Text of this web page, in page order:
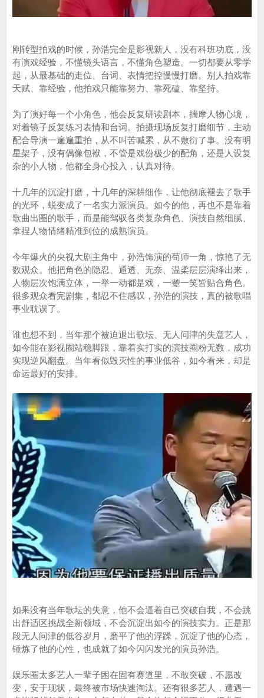
刚转型拍戏的时候，孙浩完全是影视新人，没有科班功底，没
有演戏经验，不懂镜头语言，不懂角色塑造。一切都要从零学
起，从最基础的走位、台词、表情把控慢慢打磨。别人拍戏靠
天赋、靠经验，他拍戏只能靠努力、靠死磕、靠坚持。
为了演好每一个小角色，他会反复研读剧本，揣摩人物心境，
对着镜子反复练习表情和台词。拍摄现场反复打磨细节，主动
配合导演一遍遍重拍，从不叫苦喊累，从不敷衍了事。没有明
星架子，没有偶像包袱，不管是戏份极少的配角，还是人设复
杂的小人物，他都全身心投入，认真对待。
十几年的沉淀打磨，十几年的深耕细作，让他彻底褪去了歌手
的光环，蜕变成了一名实力派演员。如今的他，再也不是靠着
歌曲出圈的歌手，而是能驾驭各类复杂角色、演技自然细腻、
拿捏人物情绪精准到位的成熟演员。
今年爆火的央视大剧主角中，孙浩饰演的苟师一角，惊艳了无
数观众。他把角色的隐忍、通透、无奈、温柔层层演绎出来，
人物层次饱满立体，一举一动都是戏，一颦一笑皆贴合角色。
很多观众看完剧集，都忍不住感叹，孙浩的演技，真的被歌唱
事业耽误了。
谁也想不到，当年那个被迫退出歌坛、无人问津的失意艺人，
如今能在影视圈站稳脚跟，靠着实打实的演技圈粉无数，成功
实现逆风翻盘。当年看似毁灭性的事业低谷，如今看来，却是
命运最好的安排。
如果没有当年歌坛的失意，他不会逼着自己突破自我，不会跳
出舒适区挑战全新领域，不会沉淀出如今的演技实力。正是那
段无人问津的低谷岁月，磨平了他的浮躁，沉淀了他的心态，
锤炼了他的心性，也成就了如今闪闪发光的演员孙浩。
娱乐圈太多艺人一辈子困在固有赛道里，不敢突破，不愿改
变，安于现状，最终被市场快速淘汰。还有很多艺人，遭遇一